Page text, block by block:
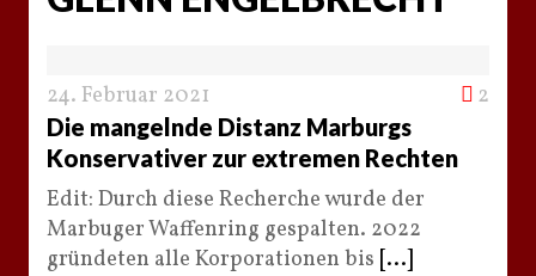
24. Februar 2021 2
Die mangelnde Distanz Marburgs
Konservativer zur extremen Rechten
Edit: Durch diese Recherche wurde der
Marbuger Waffenring gespalten. 2022
gründeten alle Korporationen bis [...]